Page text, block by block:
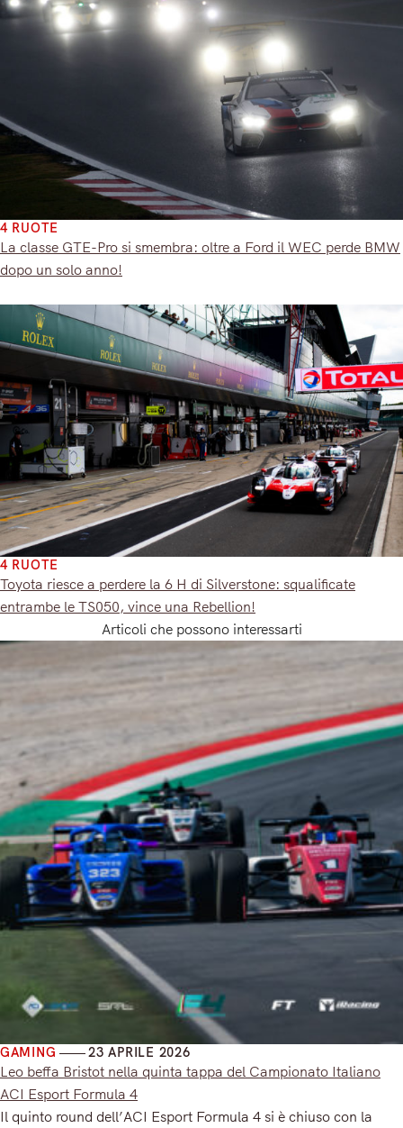
4 RUOTE
La classe GTE-Pro si smembra: oltre a Ford il WEC perde BMW
dopo un solo anno!
4 RUOTE
Toyota riesce a perdere la 6 H di Silverstone: squalificate
entrambe le TS050, vince una Rebellion!
Articoli che possono interessarti
GAMING 23 APRILE 2026
Leo beffa Bristot nella quinta tappa del Campionato Italiano
ACI Esport Formula 4
Il quinto round dell’ACI Esport Formula 4 si è chiuso con la